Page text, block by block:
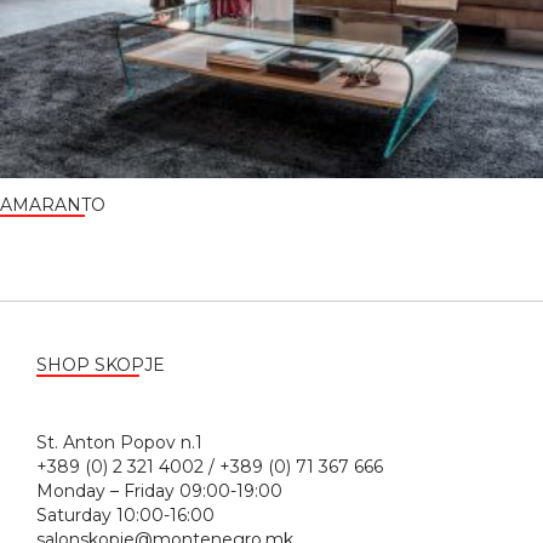
AMARANTO
SHOP SKOPJE
St. Anton Popov n.1
+389 (0) 2 321 4002 / +389 (0) 71 367 666
Monday – Friday 09:00-19:00
Saturday 10:00-16:00